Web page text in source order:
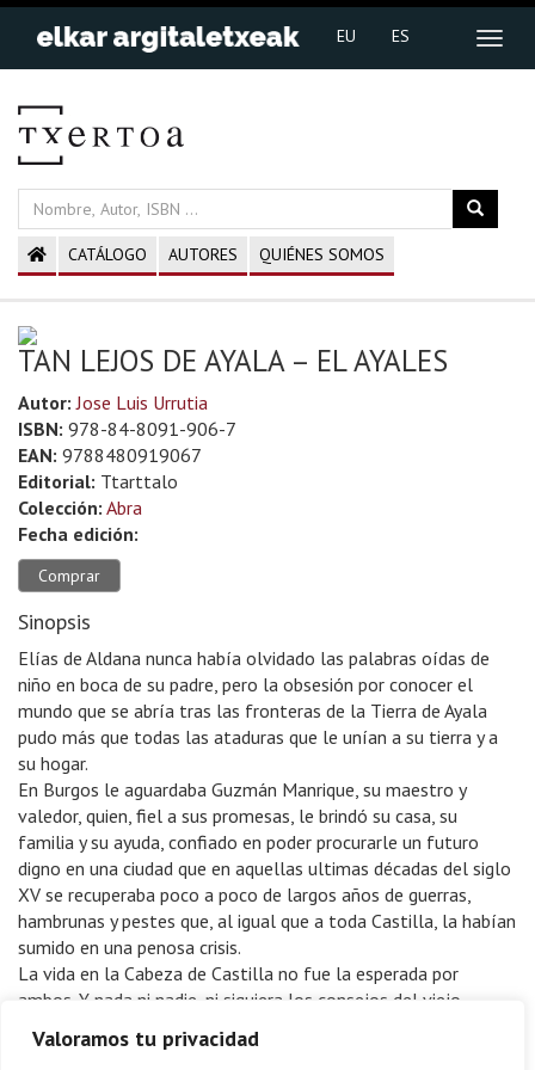
Valoramos tu privacidad
EU ES
CATÁLOGO AUTORES QUIÉNES SOMOS
TAN LEJOS DE AYALA – EL AYALES
Autor:Jose Luis Urrutia
ISBN: 978-84-8091-906-7
EAN: 9788480919067
Editorial: Ttarttalo
Colección: Abra
Fecha edición:
Comprar
Sinopsis
Elías de Aldana nunca había olvidado las palabras oídas de
niño en boca de su padre, pero la obsesión por conocer el
mundo que se abría tras las fronteras de la Tierra de Ayala
pudo más que todas las ataduras que le unían a su tierra y a
su hogar.
En Burgos le aguardaba Guzmán Manrique, su maestro y
valedor, quien, fiel a sus promesas, le brindó su casa, su
familia y su ayuda, confiado en poder procurarle un futuro
digno en una ciudad que en aquellas ultimas décadas del siglo
XV se recuperaba poco a poco de largos años de guerras,
hambrunas y pestes que, al igual que a toda Castilla, la habían
sumido en una penosa crisis.
La vida en la Cabeza de Castilla no fue la esperada por
ambos. Y nada ni nadie, ni siquiera los consejos del viejo
mercader, pudieron conseguir que Elías de Aldama, a quien
todos pronto conocieron como El Ayales, renunciara a un